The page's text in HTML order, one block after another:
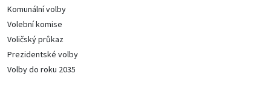
Komunální volby
Volební komise
Voličský průkaz
Prezidentské volby
Volby do roku 2035